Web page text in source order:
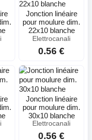
Jonction linéaire
pour moulure dim.
22x10 blanche
Elettrocanali
0.56 €
Jonction linéaire
pour moulure dim.
30x10 blanche
Elettrocanali
0.56 €